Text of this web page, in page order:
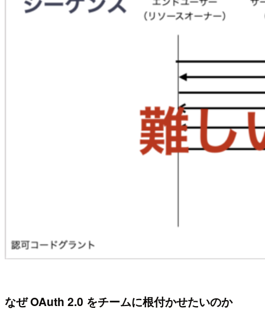
なぜ OAuth 2.0 をチームに根付かせたいのか